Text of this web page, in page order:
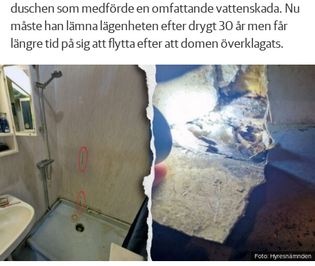
duschen som medförde en omfattande vattenskada. Nu
måste han lämna lägenheten efter drygt 30 år men får
längre tid på sig att flytta efter att domen överklagats.
Foto: Hyresnämnden